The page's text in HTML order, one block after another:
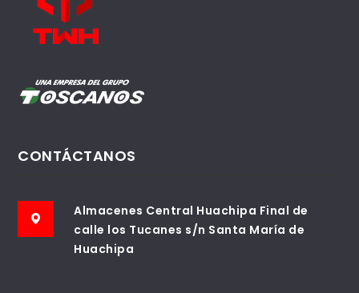
CONTÁCTANOS
Almacenes Central Huachipa Final de
calle los Tucanes s/n Santa María de
Huachipa